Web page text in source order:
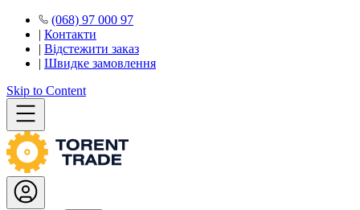
(068) 97 000 97
| Контакти
| Відстежити заказ
| Швидке замовлення
Skip to Content